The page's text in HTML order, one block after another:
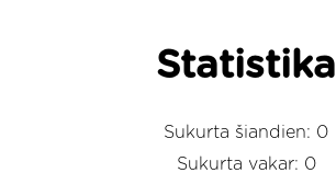
Statistika
Sukurta šiandien: 0
Sukurta vakar: 0